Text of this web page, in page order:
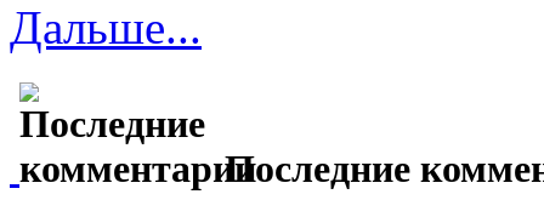
Дальше...
Последние